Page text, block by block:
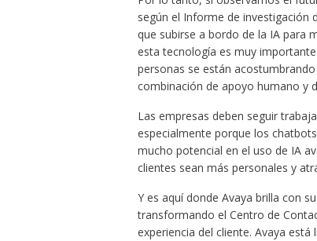
según el Informe de investigación
que subirse a bordo de la IA para
esta tecnología es muy
personas se están
combinación de apoyo humano y
Las empresas deben seguir
especialmente porque los
mucho potencial en el uso de IA
clientes sean más personales y
Y es aquí donde Avaya brilla con
transformando el Centro de
experiencia del cliente. Avaya